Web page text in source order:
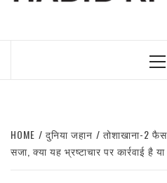
HOME दुनिया जहान
तोशाखाना-2
सजा, क्या यह भ्रष्टाचार पर कार्रवाई है